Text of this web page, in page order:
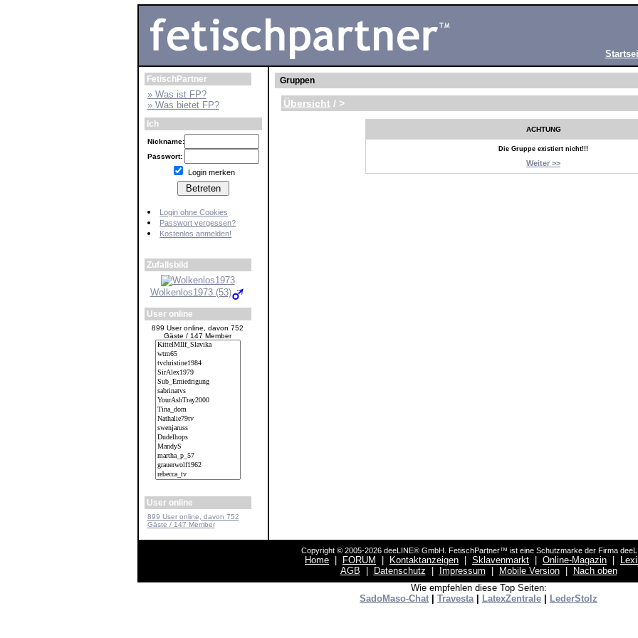
FetischPartner
» Was ist FP?
» Was bietet FP?
Ich
Nickname:
Passwort:
Login merken
Login ohne Cookies
Passwort vergessen?
Kostenlos anmelden!
Zufallsbild
Wolkenlos1973 (53)
User online
899 User online, davon 752
Gäste / 147 Member
User online
899 User online, davon 752
Gäste / 147 Member
Gruppen
Übersicht / >
ACHTUNG
Die Gruppe existiert nicht!!!
Weiter >>
Copyright © 2005-2026 deeLINE® GmbH. FetischPartner™ ist eine Schutzmarke der Firma
Home FORUM Kontaktanzeigen Sklavenmarkt Online-Magazin
AGB
Datenschutz Impressum Mobile Version|
Nach oben
Wie empfehlen diese Top Seiten:
SadoMaso-Chat
Travesta| LatexZentrale LederStolz